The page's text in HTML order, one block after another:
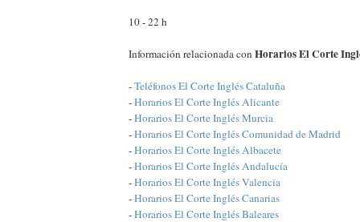
10 - 22 h
Información relacionada con Horarios El Corte
-Teléfonos El Corte Inglés Cataluña
-Horarios El Corte Inglés Alicante
-Horarios El Corte Inglés Murcia
-Horarios El Corte Inglés Comunidad de Madrid
-Horarios El Corte Inglés Albacete
-Horarios El Corte Inglés Andalucía
-Horarios El Corte Inglés Valencia
-Horarios El Corte Inglés Canarias
-Horarios El Corte Inglés Baleares